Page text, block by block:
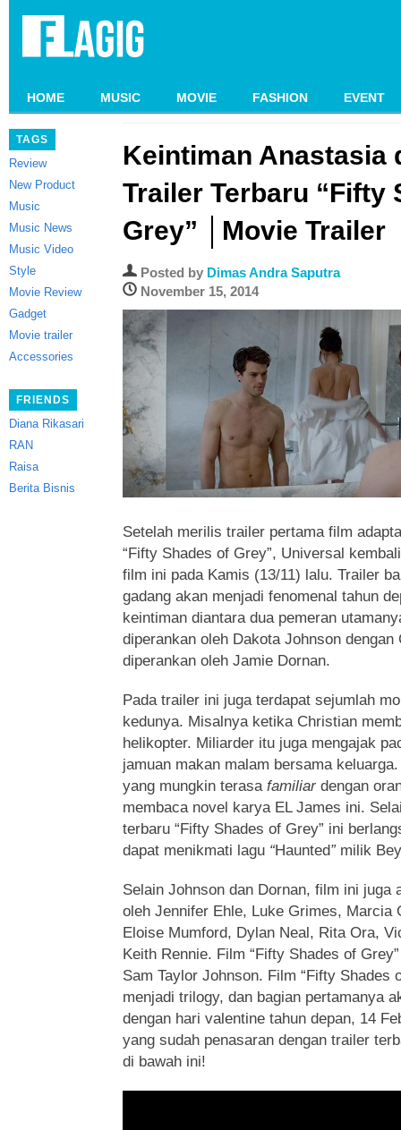
HOME MUSIC MOVIE FASHION EVENT
TAGS
Review
New Product
Music
Music News
Music Video
Style
Movie Review
Gadget
Movie trailer
Accessories
FRIENDS
Diana Rikasari
RAN
Raisa
Berita Bisnis
Keintiman Anastasia
Trailer Terbaru “Fifty
Grey” │Movie Trailer
Posted by Dimas Andra Saputra
November 15, 2014
Setelah merilis trailer pertama film
“Fifty Shades of Grey”, Universal
film ini pada Kamis (13/11) lalu. Trailer
gadang akan menjadi fenomenal tahun
keintiman diantara dua pemeran
diperankan oleh Dakota Johnson
diperankan oleh Jamie Dornan.
Pada trailer ini juga terdapat sejumlah
kedunya. Misalnya ketika Christian
helikopter. Miliarder itu juga mengajak
jamuan makan malam bersama
yang mungkin terasa familiar dengan
membaca novel karya EL James ini.
terbaru “Fifty Shades of Grey” ini
dapat menikmati lagu “Haunted”milik
Selain Johnson dan Dornan, film ini juga
oleh Jennifer Ehle, Luke Grimes, Marcia
Eloise Mumford, Dylan Neal, Rita Ora,
Keith Rennie. Film “Fifty Shades of
Sam Taylor Johnson. Film “Fifty Shades
menjadi trilogy, dan bagian pertamanya
dengan hari valentine tahun depan, 14
yang sudah penasaran dengan trailer
di bawah ini!